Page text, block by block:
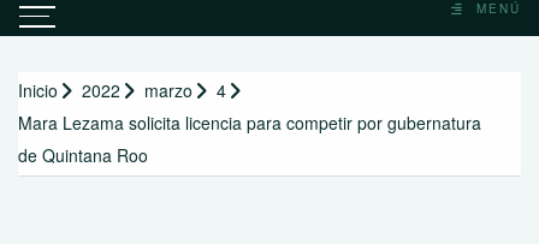
MENÚ
Inicio 2022 marzo
4
Mara Lezama solicita licencia para competir por gubernatura
de Quintana Roo